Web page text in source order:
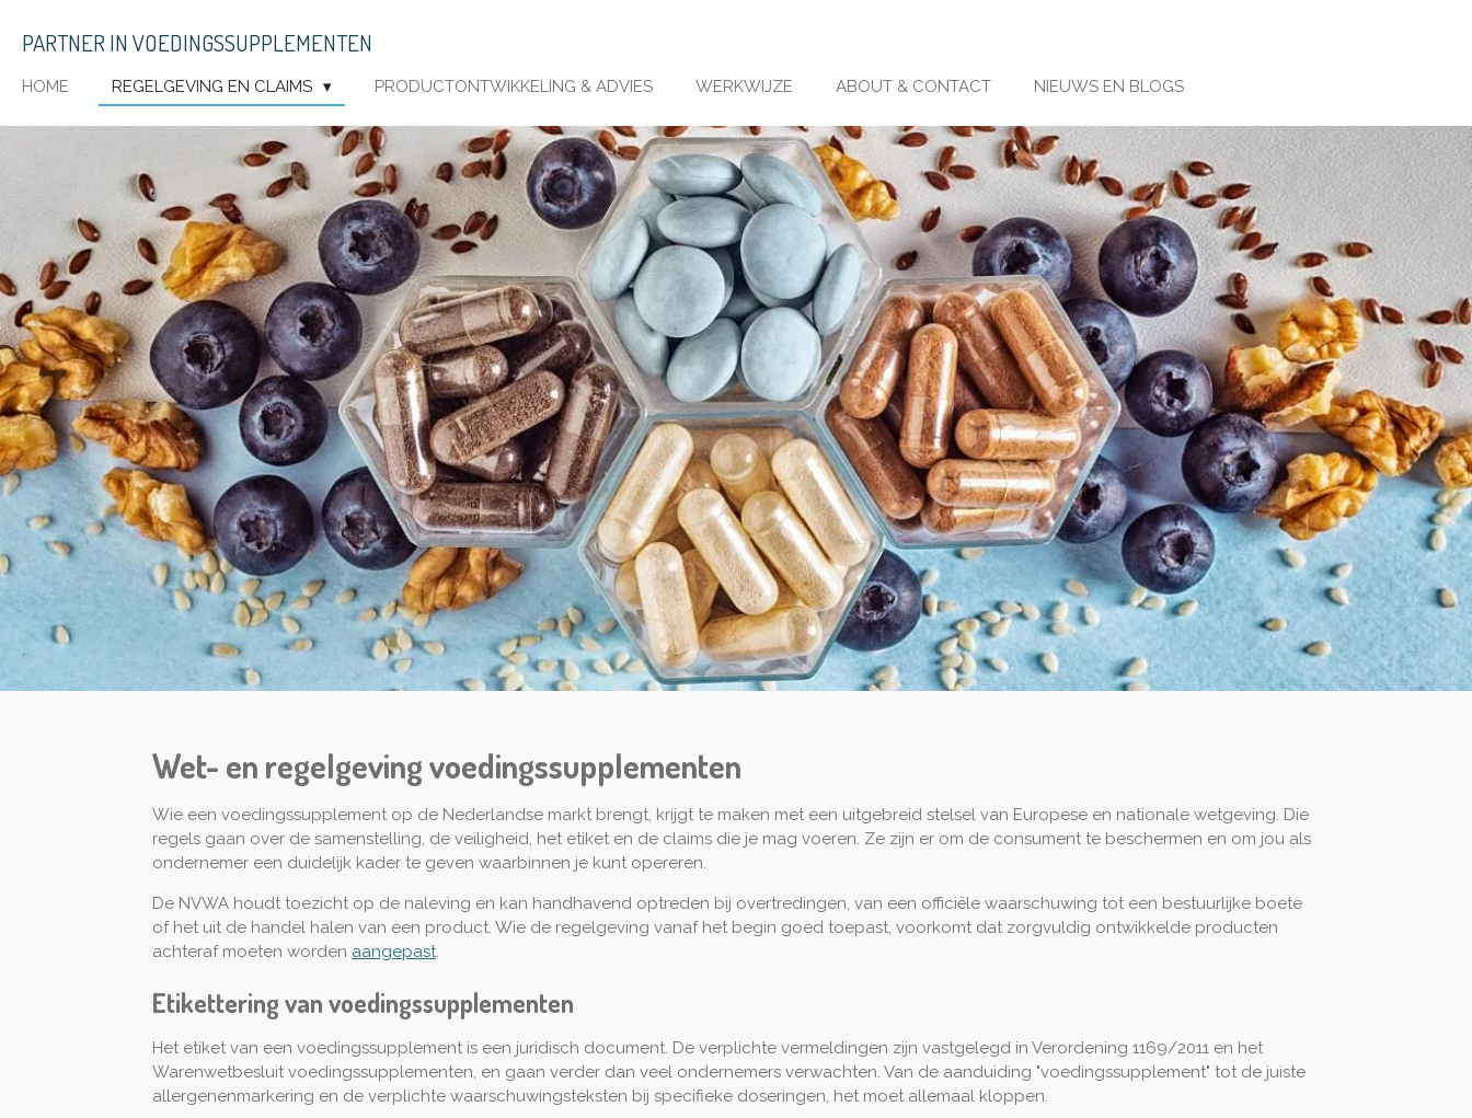
direct
de
PARTNER IN VOEDINGSSUPPLEMENTEN
HOME REGELGEVING EN CLAIMS PRODUCTONTWIKKELING & ADVIES WERKWIJZE ABOUT & CONTACT NIEUWS EN BLOGS
Wet- en regelgeving voedingssupplementen
Wie een voedingssupplement op de Nederlandse markt brengt, krijgt te maken met een uitgebreid stelsel van Europese en nationale wetgeving. Die
regels gaan over de samenstelling, de veiligheid, het etiket en de claims die je mag voeren. Ze zijn er om de consument te beschermen en om jou als
ondernemer een duidelijk kader te geven waarbinnen je kunt opereren.
De NVWA houdt toezicht op de naleving en kan handhavend optreden bij overtredingen, van een officiële waarschuwing tot een bestuurlijke boete
of het uit de handel halen van een product. Wie de regelgeving vanaf het begin goed toepast, voorkomt dat zorgvuldig ontwikkelde producten
achteraf moeten worden aangepast
Etikettering van voedingssupplementen
Het etiket van een voedingssupplement is een juridisch document. De verplichte vermeldingen zijn vastgelegd in Verordening 1169/2011 en het
Warenwetbesluit voedingssupplementen, en gaan verder dan veel ondernemers verwachten. Van de aanduiding "voedingssupplement" tot de juiste
allergenenmarkering en de verplichte waarschuwingsteksten bij specifieke doseringen, het moet allemaal kloppen.